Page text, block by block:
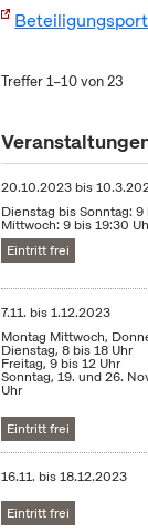
Treffer 1–10 von 23
20.10.2023 bis
Dienstag bis Sonntag:
Mittwoch: 9 bis 19:30
Eintritt frei
7.11. bis1.12.2023
Montag Mittwoch,
Dienstag, 8 bis 18 Uhr
Freitag, 9 bis 12 Uhr
Sonntag, 19. und 26.
Uhr
Eintritt frei
16.11. bis18.12.2023
Eintritt frei